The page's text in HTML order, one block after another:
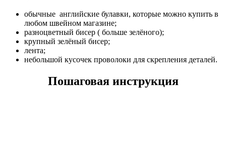
обычные английские булавки, которые можно купить в
любом швейном магазине;
разноцветный бисер ( больше зелёного);
крупный зелёный бисер;
лента;
небольшой кусочек проволоки для скрепления деталей.
Пошаговая инструкция